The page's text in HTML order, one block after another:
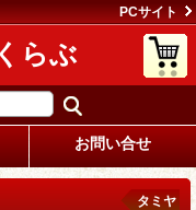
PCサイト
らぶ
お問い合せ
タミヤ